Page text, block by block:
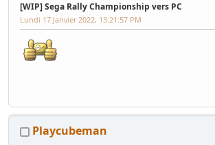
[WIP] Sega Rally Championship vers PC
Lundi 17 Janvier 2022, 13:21:57 PM
Playcubeman